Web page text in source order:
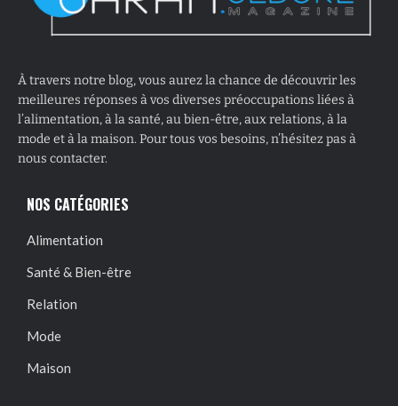
À travers notre blog, vous aurez la chance de découvrir les
meilleures réponses à vos diverses préoccupations liées à
l’alimentation, à la santé, au bien-être, aux relations, à la
mode et à la maison. Pour tous vos besoins, n’hésitez pas à
nous contacter.
NOS CATÉGORIES
Alimentation
Santé & Bien-être
Relation
Mode
Maison